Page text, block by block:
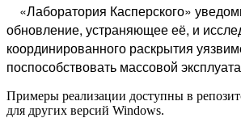
«Лаборатория Касперского»
обновление, устраняющее её, и
координированного раскрытия
поспособствовать массовой
Примеры реализации доступны в
для других версий Windows.